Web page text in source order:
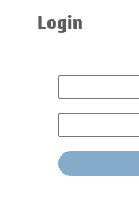
Login